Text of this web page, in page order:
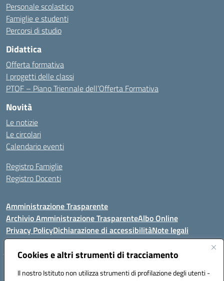
Cookies e altri strumenti di tracciamento
Il nostro Istituto non utilizza strumenti di profilazione degli utenti -
Personale scolastico
Famiglie e studenti
Percorsi di studio
Didattica
Offerta formativa
I progetti delle classi
PTOF – Piano Triennale dell’Offerta Formativa
Novità
Le notizie
Le circolari
Calendario eventi
Registro Famiglie
Registro Docenti
Amministrazione Trasparente
Archivio Amministrazione TrasparenteAlbo Online
Privacy PolicyDichiarazione di accessibilitàNote legali
Istituto Comprensivo Statale